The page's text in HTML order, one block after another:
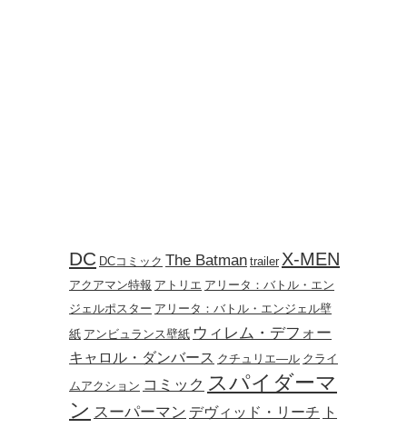
DC DCコミック The Batman trailer X-MEN
アクアマン特報 アトリエ アリータ：バトル・エン
ジェルポスター アリータ：バトル・エンジェル壁
紙 アンビュランス壁紙 ウィレム・デフォー
キャロル・ダンバース クチュリエ―ル クライ
ムアクション コミック スパイダーマ
ン スーパーマン デヴィッド・リーチ ト